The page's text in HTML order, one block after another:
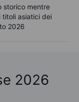
storico mentre
titoli asiatici dei
2026
2026